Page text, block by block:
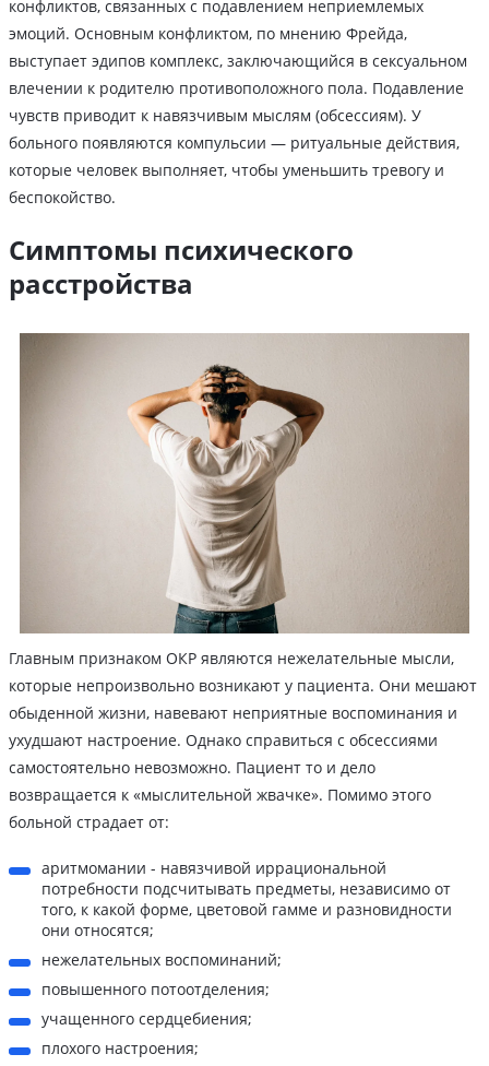
конфликтов, связанных с подавлением неприемлемых
эмоций. Основным конфликтом, по мнению Фрейда,
выступает эдипов комплекс, заключающийся в сексуальном
влечении к родителю противоположного пола. Подавление
чувств приводит к навязчивым мыслям (обсессиям). У
больного появляются компульсии — ритуальные действия,
которые человек выполняет, чтобы уменьшить тревогу и
беспокойство.
Симптомы психического
расстройства
Главным признаком ОКР являются нежелательные мысли,
которые непроизвольно возникают у пациента. Они мешают
обыденной жизни, навевают неприятные воспоминания и
ухудшают настроение. Однако справиться с обсессиями
самостоятельно невозможно. Пациент то и дело
возвращается к «мыслительной жвачке». Помимо этого
больной страдает от:
аритмомании - навязчивой иррациональной
потребности подсчитывать предметы, независимо от
того, к какой форме, цветовой гамме и разновидности
они относятся;
нежелательных воспоминаний;
повышенного потоотделения;
учащенного сердцебиения;
плохого настроения;